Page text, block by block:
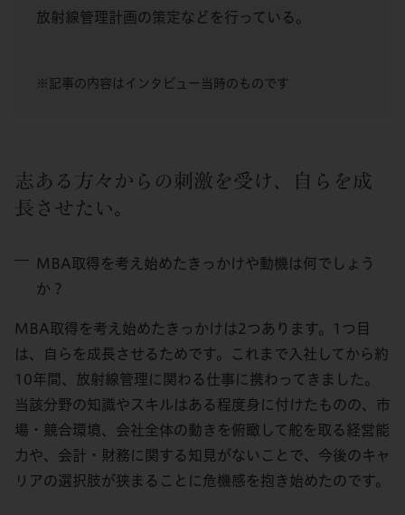
放射線管理計画の策定などを行っている。
※記事の内容はインタビュー当時のものです
志ある方々からの刺激を受け、自らを成
長させたい。
MBA取得を考え始めたきっかけや動機は何でしょう
か？
MBA取得を考え始めたきっかけは2つあります。1つ目
は、自らを成長させるためです。これまで入社してから約
10年間、放射線管理に関わる仕事に携わってきました。
当該分野の知識やスキルはある程度身に付けたものの、市
場・競合環境、会社全体の動きを俯瞰して舵を取る経営能
力や、会計・財務に関する知見がないことで、今後のキャ
リアの選択肢が狭まることに危機感を抱き始めたのです。